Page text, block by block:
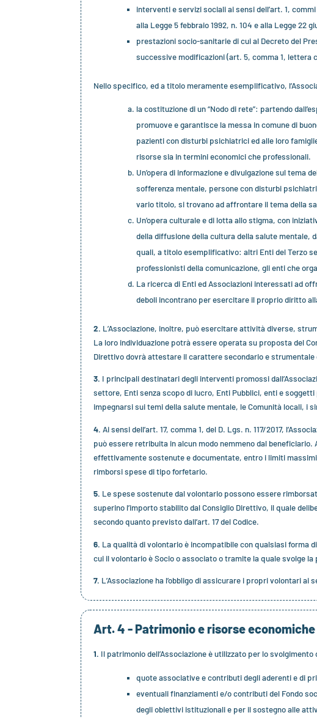
interventi e servizi sociali ai sensi dell’art. 1,
alla Legge 5 febbraio 1992, n. 104 e alla Legge 22
prestazioni socio-sanitarie di cui al Decreto del
successive modificazioni (art. 5, comma 1, lettera c
Nello specifico, ed a titolo meramente esemplificativo,
la costituzione di un “Nodo di rete”: partendo
promuove e garantisce la messa in comune di
pazienti con disturbi psichiatrici ed alle loro
risorse sia in termini economici che professionali.
Un’opera di informazione e divulgazione sul
sofferenza mentale, persone con disturbi
vario titolo, si trovano ad affrontare il tema della
Un’opera culturale e di lotta allo stigma, con
della diffusione della cultura della salute
quali, a titolo esemplificativo: altri Enti del Terzo
professionisti della comunicazione, gli enti che
La ricerca di Enti ed Associazioni interessati ad
deboli incontrano per esercitare il proprio diritto
2. L’Associazione, inoltre, può esercitare attività diverse,
La loro individuazione potrà essere operata su proposta del
Direttivo dovrà attestare il carattere secondario e strumentale
3. I principali destinatari degli interventi promossi
settore, Enti senza scopo di lucro, Enti Pubblici, enti e
impegnarsi sui temi della salute mentale, le Comunità locali, i
4. Ai sensi dell’art. 17, comma 1, del D. Lgs. n. 117/2017,
può essere retribuita in alcun modo nemmeno dal
effettivamente sostenute e documentate, entro i limiti
rimborsi spese di tipo forfetario.
5. Le spese sostenute dal volontario possono essere
superino l’importo stabilito dal Consiglio Direttivo, il quale
secondo quanto previsto dall’art. 17 del Codice.
6. La qualità di volontario è incompatibile con qualsiasi forma
cui il volontario è Socio o associato o tramite la quale svolge
7. L’Associazione ha l’obbligo di assicurare i propri volontari ai
Art. 4 - Patrimonio e risorse economiche
1. Il patrimonio dell’Associazione è utilizzato per lo
quote associative e contributi degli aderenti e di
eventuali finanziamenti e/o contributi del Fondo
degli obiettivi istituzionali e per il sostegno alle